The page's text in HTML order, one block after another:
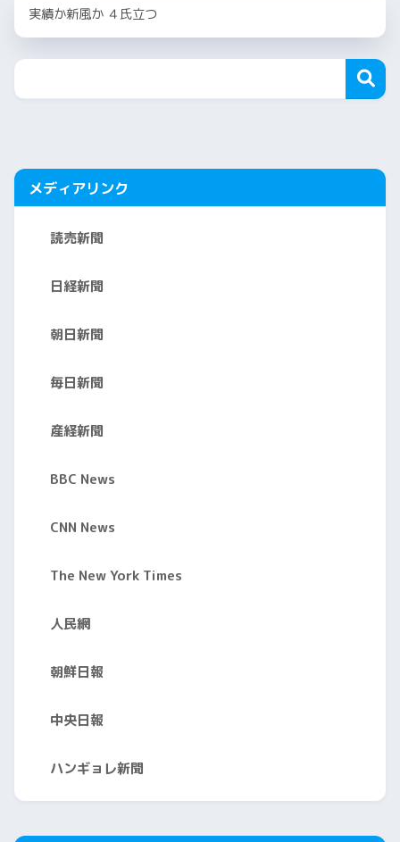
実績か新風か ４氏立つ
メディアリンク
読売新聞
日経新聞
朝日新聞
毎日新聞
産経新聞
BBC News
CNN News
The New York Times
人民網
朝鮮日報
中央日報
ハンギョレ新聞